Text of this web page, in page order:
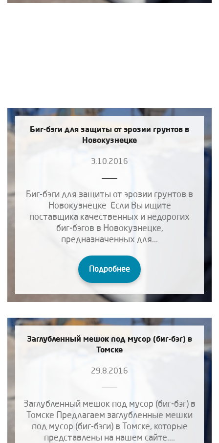
Биг-бэги для защиты от эрозии грунтов в
Новокузнецке
3.10.2016
Биг-бэги для защиты от эрозии грунтов в
Новокузнецке Если Вы ищите
поставщика качественных и недорогих
биг-бэгов в Новокузнецке,
предназначенных для...
Подробнее
Заглубленный мешок под мусор (биг-бэг) в
Томске
29.8.2016
Заглубленный мешок под мусор (биг-бэг) в
Томске Предлагаем заглубленные мешки
под мусор (биг-бэги) в Томске, которые
представлены на нашем сайте....